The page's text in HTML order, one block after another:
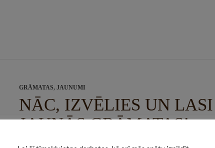
GRĀMATAS, JAUNUMI
NĀC, IZVĒLIES UN LASI
JAUNĀS GRĀMATAS!